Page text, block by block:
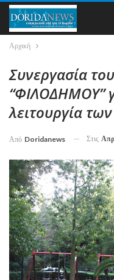
Αρχική
Συνεργασία
“ΦΙΛΟΔΗΜΟΥ”
λειτουργία
Από Doridanews Στις